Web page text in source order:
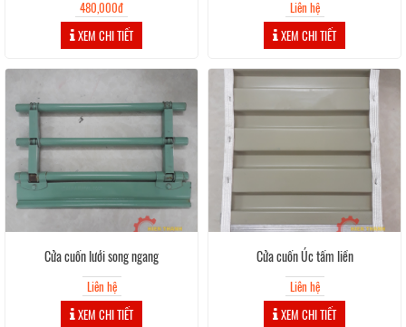
480,000đ
XEM CHI TIẾT
Liên hệ
XEM CHI TIẾT
Cửa cuốn lưới song ngang
Liên hệ
XEM CHI TIẾT
Cửa cuốn Úc tấm liền
Liên hệ
XEM CHI TIẾT